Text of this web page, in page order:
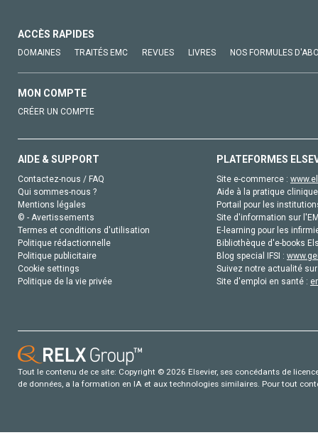
ACCÈS RAPIDES
DOMAINES TRAITÉS EMC REVUES LIVRES NOS FORMULES
MON COMPTE
CRÉER UN COMPTE
AIDE & SUPPORT
Contactez-nous / FAQ
Qui sommes-nous ?
Mentions légales
© - Avertissements
Termes et conditions d'utilisation
Politique rédactionnelle
Politique publicitaire
Cookie settings
Politique de la vie privée
PLATEFORMES
Site e-commerce :
Aide à la pratique
Portail pour les
Site d'information sur
E-learning pour les
Bibliothèque d'e-books
Blog special IFSI :
Suivez notre actualité
Site d'emploi en santé :
Tout le contenu de ce site: Copyright © 2026 Elsevier, ses concédants de
de données, a la formation en IA et aux technologies similaires. Pour tout